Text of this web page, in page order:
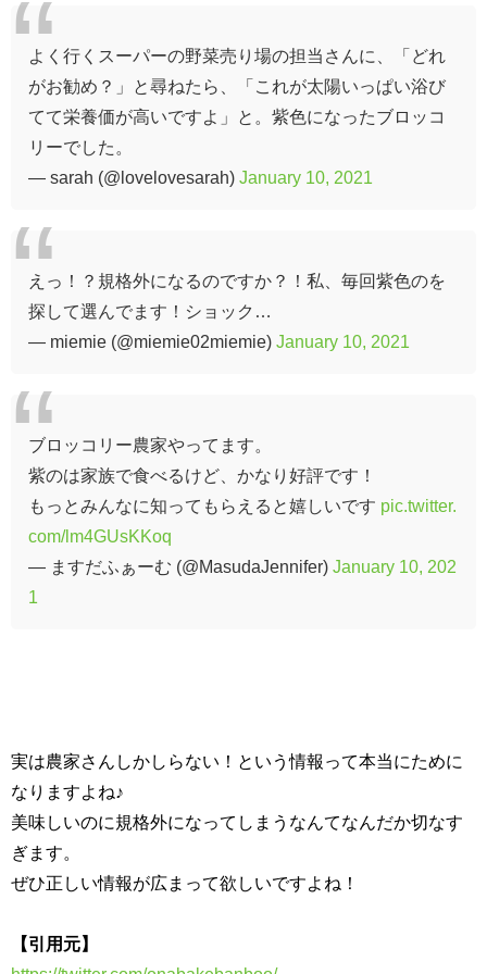
よく行くスーパーの野菜売り場の担当さんに、「どれ
がお勧め？」と尋ねたら、「これが太陽いっぱい浴び
てて栄養価が高いですよ」と。紫色になったブロッコ
リーでした。
— sarah (@lovelovesarah) January 10, 2021
えっ！？規格外になるのですか？！私、毎回紫色のを
探して選んでます！ショック…
— miemie (@miemie02miemie) January 10, 2021
ブロッコリー農家やってます。
紫のは家族で食べるけど、かなり好評です！
もっとみんなに知ってもらえると嬉しいです pic.twitter.
com/lm4GUsKKoq
— ますだふぁーむ (@MasudaJennifer) January 10, 202
1
実は農家さんしかしらない！という情報って本当にために
なりますよね♪
美味しいのに規格外になってしまうなんてなんだか切なす
ぎます。
ぜひ正しい情報が広まって欲しいですよね！
【引用元】